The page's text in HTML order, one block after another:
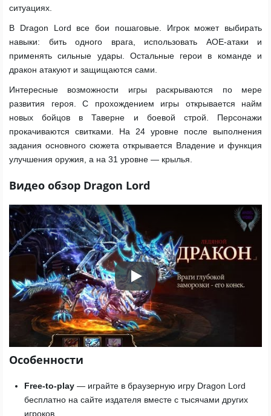
ситуациях.
В Dragon Lord все бои пошаговые. Игрок может выбирать
навыки: бить одного врага, использовать AOE-атаки и
применять сильные удары. Остальные герои в команде и
дракон атакуют и защищаются сами.
Интересные возможности игры раскрываются по мере
развития героя. С прохождением игры открывается найм
новых бойцов в Таверне и боевой строй. Персонажи
прокачиваются свитками. На 24 уровне после выполнения
задания основного сюжета открывается Владение и функция
улучшения оружия, а на 31 уровне — крылья.
Видео обзор Dragon Lord
Play
Особенности
Free-to-play — играйте в браузерную игру Dragon Lord
бесплатно на сайте издателя вместе с тысячами других
игроков.